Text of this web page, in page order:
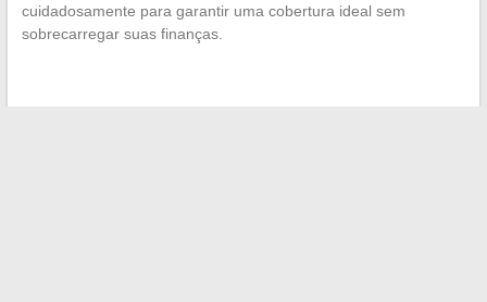
cuidadosamente para garantir uma cobertura ideal sem
sobrecarregar suas finanças.